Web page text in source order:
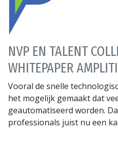
NVP EN TALENT
WHITEPAPER
Vooral de snelle
het mogelijk gemaakt dat
geautomatiseerd worden.
professionals juist nu een